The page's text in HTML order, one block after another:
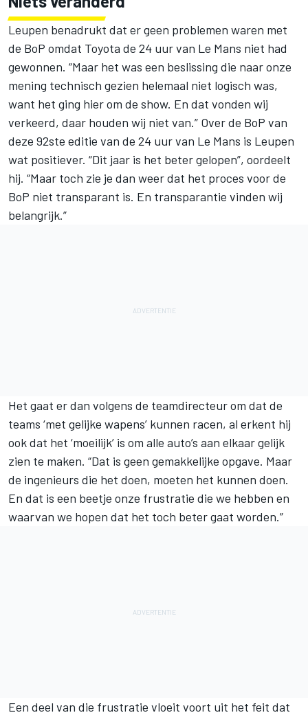
Leupen benadrukt dat er geen problemen waren met
de BoP omdat Toyota de 24 uur van Le Mans niet had
gewonnen. “Maar het was een beslissing die naar onze
mening technisch gezien helemaal niet logisch was,
want het ging hier om de show. En dat vonden wij
verkeerd, daar houden wij niet van.” Over de BoP van
deze 92ste editie van de 24 uur van Le Mans is Leupen
wat positiever. “Dit jaar is het beter gelopen”, oordeelt
hij. “Maar toch zie je dan weer dat het proces voor de
BoP niet transparant is. En transparantie vinden wij
belangrijk.”
Het gaat er dan volgens de teamdirecteur om dat de
teams ‘met gelijke wapens’ kunnen racen, al erkent hij
ook dat het ‘moeilijk’ is om alle auto’s aan elkaar gelijk
zien te maken. “Dat is geen gemakkelijke opgave. Maar
de ingenieurs die het doen, moeten het kunnen doen.
En dat is een beetje onze frustratie die we hebben en
waarvan we hopen dat het toch beter gaat worden.”
Een deel van die frustratie vloeit voort uit het feit dat